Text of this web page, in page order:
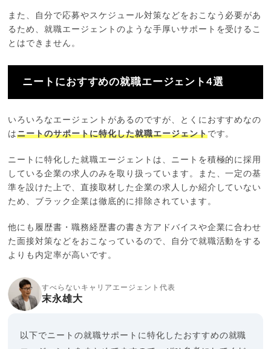
また、自分で応募やスケジュール対策などをおこなう必要があ
るため、就職エージェントのような手厚いサポートを受けるこ
とはできません。
ニートにおすすめの就職エージェント4選
いろいろなエージェントがあるのですが、とくにおすすめなの
はニートのサポートに特化した就職エージェントです。
ニートに特化した就職エージェントは、ニートを積極的に採用
している企業の求人のみを取り扱っています。また、一定の基
準を設けた上で、直接取材した企業の求人しか紹介していない
ため、ブラック企業は徹底的に排除されています。
他にも履歴書・職務経歴書の書き方アドバイスや企業に合わせ
た面接対策などをおこなっているので、自分で就職活動をする
よりも内定率が高いです。
すべらないキャリアエージェント代表
末永雄大
以下でニートの就職サポートに特化したおすすめの就職